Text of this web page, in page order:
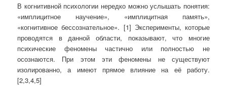
В когнитивной психологии нередко можно услышать понятия:
«имплицитное научение», «имплицитная память»,
«когнитивное бессознательное». [1] Эксперименты, которые
проводятся в данной области, показывают, что многие
психические феномены частично или полностью не
осознаются. При этом эти феномены не существуют
изолированно, а имеют прямое влияние на её работу.
[2,3,4,5]